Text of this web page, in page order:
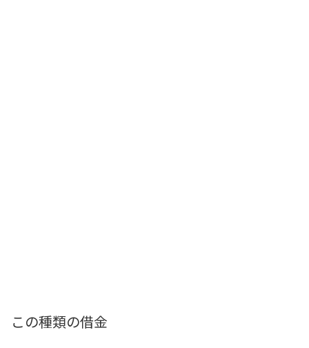
この種類の借金